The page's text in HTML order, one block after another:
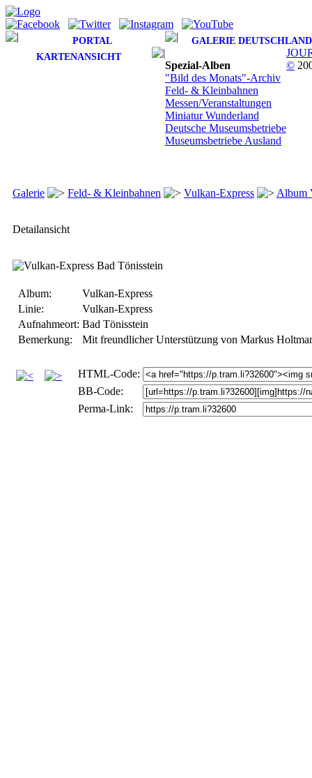
PORTAL
GALERIE DEUTSCHLAND
KARTENANSICHT
Spezial-Alben
"Bild des Monats"-Archiv
Feld- & Kleinbahnen
Messen/Veranstaltungen
Miniatur Wunderland
Deutsche Museumsbetriebe
Museumsbetriebe Ausland
Galerie Feld- & Kleinbahnen Vulkan-Express Album
Detailansicht
Album:
Vulkan-Express
Linie:
Vulkan-Express
Aufnahmeort: Bad Tönisstein
Bemerkung:
Mit freundlicher Unterstützung von Markus
HTML-Code:
BB-Code:
Perma-Link:
©